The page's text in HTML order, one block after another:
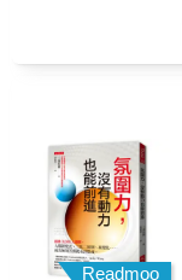
Readmoo